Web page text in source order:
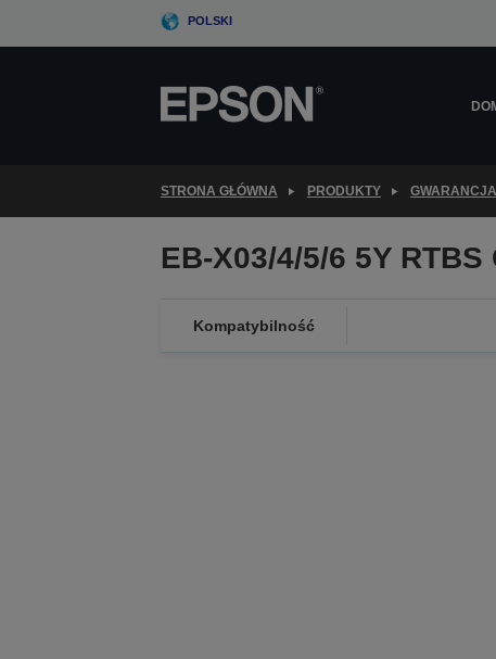
POLSKI
STRONA GŁÓWNA PRODUKTY GWARANCJA
EB-X03/4/5/6 5Y
Kompatybilność